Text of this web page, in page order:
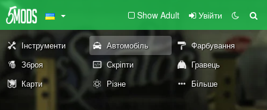
Show Adult Увійти
Інструменти Автомобіль
Фарбування
Зброя
Скріпти
Гравець
Карти
Різне Більше